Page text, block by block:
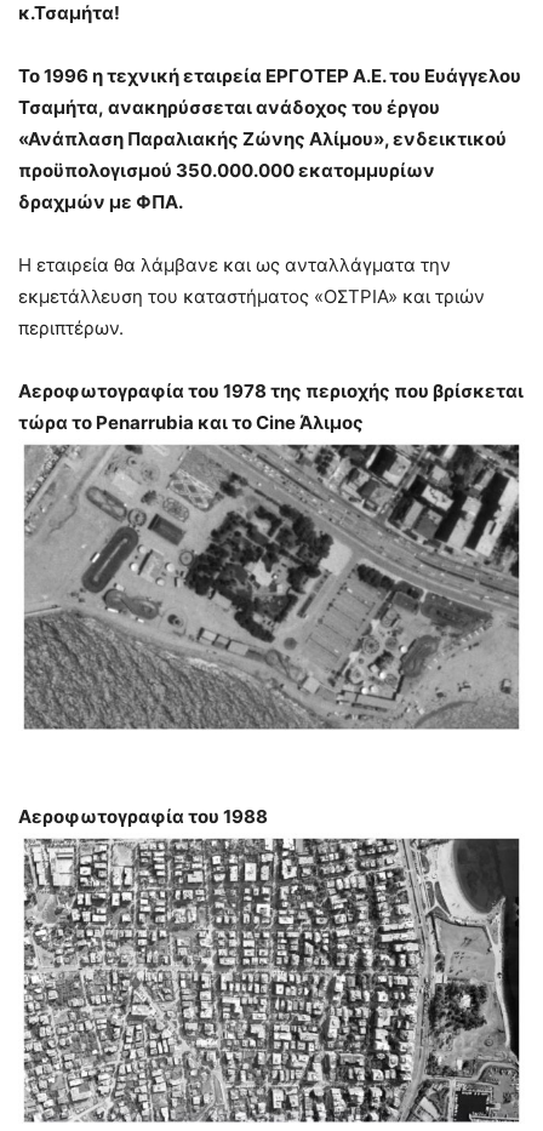
κ.Τσαμήτα!
To 1996 η τεχνική εταιρεία ΕΡΓΟΤΕΡ Α.Ε. του Ευάγγελου
Τσαμήτα, ανακηρύσσεται ανάδοχος του έργου
«Ανάπλαση Παραλιακής Ζώνης Αλίμου», ενδεικτικού
προϋπολογισμού 350.000.000 εκατομμυρίων
δραχμών με ΦΠΑ.
Η εταιρεία θα λάμβανε και ως ανταλλάγματα την
εκμετάλλευση του καταστήματος «ΟΣΤΡΙΑ» και τριών
περιπτέρων.
Aεροφωτογραφία του 1978 της περιοχής που βρίσκεται
τώρα το Penarrubia και το Cine Άλιμος
Αεροφωτογραφία του 1988